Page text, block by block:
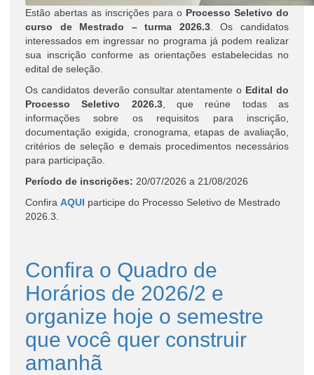
Estão abertas as inscrições para o Processo Seletivo do
curso de Mestrado – turma 2026.3. Os candidatos
interessados em ingressar no programa já podem realizar
sua inscrição conforme as orientações estabelecidas no
edital de seleção.
Os candidatos deverão consultar atentamente o Edital do
Processo Seletivo 2026.3, que reúne todas as
informações sobre os requisitos para inscrição,
documentação exigida, cronograma, etapas de avaliação,
critérios de seleção e demais procedimentos necessários
para participação.
Período de inscrições: 20/07/2026 a 21/08/2026
Confira AQUI participe do Processo Seletivo de Mestrado
2026.3.
Confira o Quadro de
Horários de 2026/2 e
organize hoje o semestre
que você quer construir
amanhã